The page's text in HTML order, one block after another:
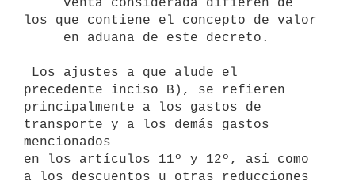
los que contiene el concepto de valor
precedente inciso B), se refieren
principalmente a los gastos de
transporte y a los demás gastos
mencionados
en los artículos 11º y 12º, así como
a los descuentos u otras reducciones